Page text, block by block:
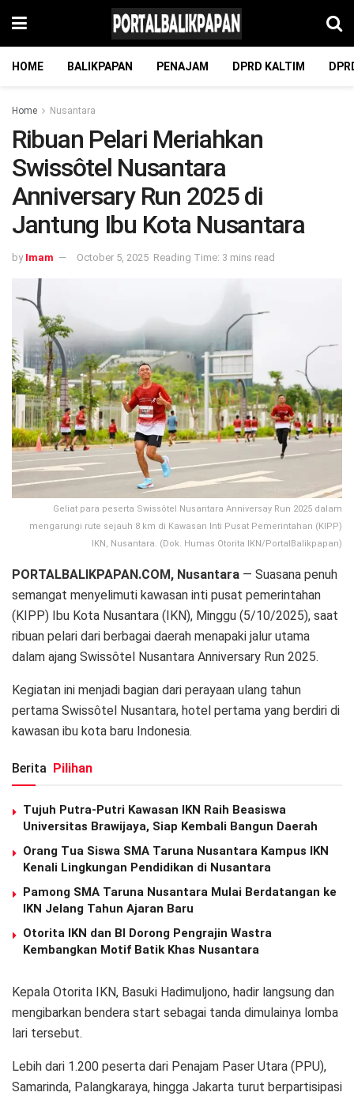
HOME BALIKPAPAN PENAJAM DPRD KALTIM
Home Nusantara
Ribuan Pelari Meriahkan
Swissôtel Nusantara
Anniversary Run 2025 di
Jantung Ibu Kota Nusantara
by Imam October 5, 2025 Reading Time: 3 mins read
Geliat para peserta Swissôtel Nusantara Anniversay Run 2025 dalam
mengarungi rute sejauh 8 km di Kawasan Inti Pusat Pemerintahan (KIPP)
IKN, Nusantara. (Dok. Humas Otorita IKN/PortalBalikpapan)
PORTALBALIKPAPAN.COM, Nusantara — Suasana penuh
semangat menyelimuti kawasan inti pusat pemerintahan
(KIPP) Ibu Kota Nusantara (IKN), Minggu (5/10/2025), saat
ribuan pelari dari berbagai daerah menapaki jalur utama
dalam ajang Swissôtel Nusantara Anniversary Run 2025.
Kegiatan ini menjadi bagian dari perayaan ulang tahun
pertama Swissôtel Nusantara, hotel pertama yang berdiri di
kawasan ibu kota baru Indonesia.
Berita Pilihan
Tujuh Putra-Putri Kawasan IKN Raih Beasiswa
Universitas Brawijaya, Siap Kembali Bangun Daerah
Orang Tua Siswa SMA Taruna Nusantara Kampus IKN
Kenali Lingkungan Pendidikan di Nusantara
Pamong SMA Taruna Nusantara Mulai Berdatangan ke
IKN Jelang Tahun Ajaran Baru
Otorita IKN dan BI Dorong Pengrajin Wastra
Kembangkan Motif Batik Khas Nusantara
Kepala Otorita IKN, Basuki Hadimuljono, hadir langsung dan
mengibarkan bendera start sebagai tanda dimulainya lomba
lari tersebut.
Lebih dari 1.200 peserta dari Penajam Paser Utara (PPU),
Samarinda, Palangkaraya, hingga Jakarta turut berpartisipasi